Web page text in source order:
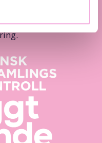
för jämlikhet